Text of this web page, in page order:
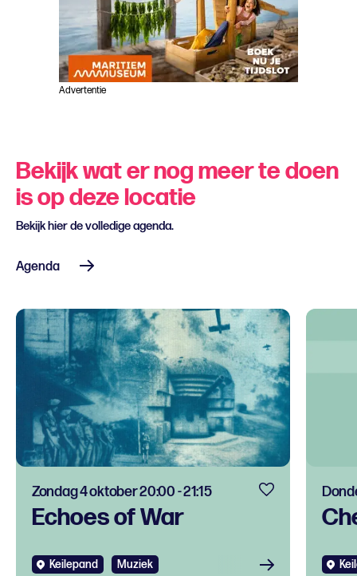
Advertentie
Bekijk wat er nog meer te doen
is op deze locatie
Bekijk hier de volledige agenda.
Agenda
Echoes of War
Zondag 4 oktober 20:00 - 21:15
Keilepand Muziek